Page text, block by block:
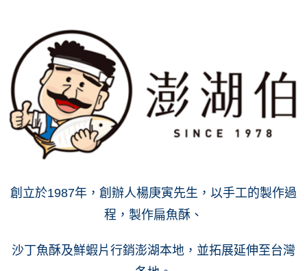
每筆NT$60，滿NT$1,000(含以上)免運費
7-11付款取貨
每筆NT$60，滿NT$1,000(含以上)免運費
宅配
每筆NT$130，滿NT$1,500(含以上)免運費
創立於1987年，創辦人楊庚寅先生，以手工的製作過
程，製作扁魚酥、
沙丁魚酥及鮮蝦片行銷澎湖本地，並拓展延伸至台灣